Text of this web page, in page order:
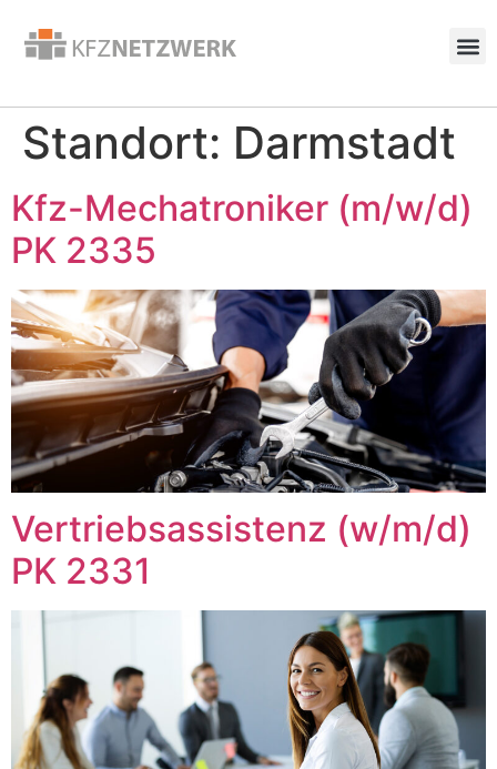
Standort: Darmstadt
Kfz-Mechatroniker (m/w/d)
PK 2335
Vertriebsassistenz (w/m/d)
PK 2331